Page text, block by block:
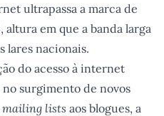
ultrapassa a marca de
em que a banda larga
lares nacionais.
do acesso à internet
surgimento de novos
mailing lists aos blogues, a